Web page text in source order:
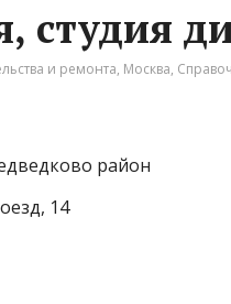
студия
и ремонта, Москва,
район
14